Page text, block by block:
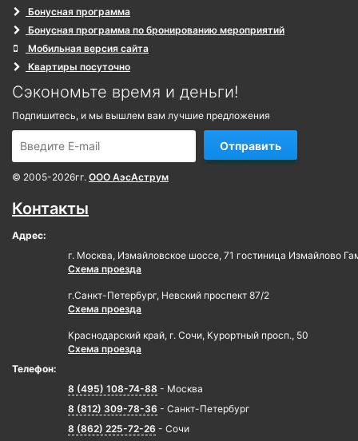
Бонусная программа
Бонусная программа по бронированию мероприятий
Мобильная версия сайта
Квартиры посуточно
Сэкономьте время и деньги!
Подпишитесь, и мы вышлем вам лучшие предложения
Отправить
© 2005-2026гг. ООО АэсАструм
Контакты
Адрес:
г. Москва, Измайловское шоссе, 71 гостиница Измайлово
Схема проезда
г.Санкт-Петербург, Невский проспект 87/2
Схема проезда
Краснодарский край, г. Сочи, Курортный просп., 50
Схема проезда
Телефон:
8 (495) 108-74-88 - Москва
8 (812) 309-78-36 - Санкт-Петербург
8 (862) 225-72-26 - Сочи